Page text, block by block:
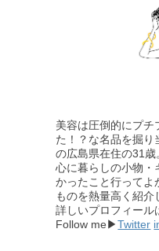
美容は圧倒的にプチ
た！？な名品を掘
の広島県在住の31
心に暮らしの小物・
かったこと行ってよ
ものを熱量高く紹介
詳しいプロフィール
Follow me▶Twitter